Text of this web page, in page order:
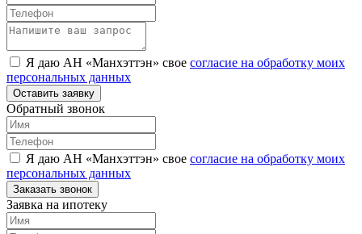
Я даю АН «Манхэттэн» свое согласие на обработку моих
персональных данных
Оставить заявку
Обратный звонок
Я даю АН «Манхэттэн» свое согласие на обработку моих
персональных данных
Заказать звонок
Заявка на ипотеку